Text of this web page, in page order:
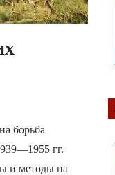
борьба
гг.
и методы на